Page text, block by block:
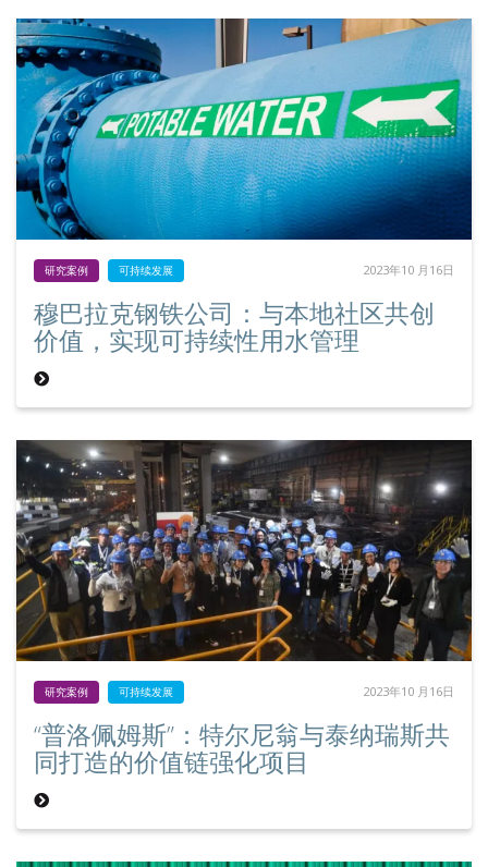
研究案例 可持续发展 2023年10 月16日
穆巴拉克钢铁公司：与本地社区共创
价值，实现可持续性用水管理
研究案例 可持续发展 2023年10 月16日
“普洛佩姆斯”：特尔尼翁与泰纳瑞斯共
同打造的价值链强化项目